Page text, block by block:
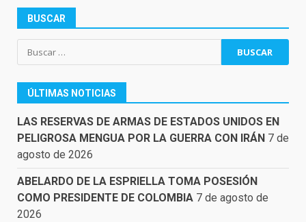
BUSCAR
Buscar:
ÚLTIMAS NOTICIAS
LAS RESERVAS DE ARMAS DE ESTADOS UNIDOS EN
PELIGROSA MENGUA POR LA GUERRA CON IRÁN 7 de
agosto de 2026
ABELARDO DE LA ESPRIELLA TOMA POSESIÓN
COMO PRESIDENTE DE COLOMBIA 7 de agosto de
2026